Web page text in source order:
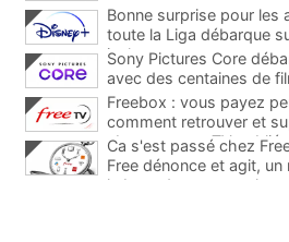
Bonne surprise pour les
toute la Liga débarque
inclus
Sony Pictures Core
avec des centaines de
Freebox : vous payez
comment retrouver et
abonnements TV oubliés
Ca s'est passé chez
Free dénonce et agit,
le bout de son nez chez